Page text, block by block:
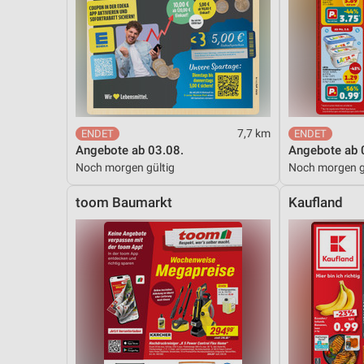
7,7 km
Angebote ab 03.08.
Noch morgen gültig
Angebote ab
Noch morgen
toom Baumarkt Kaufland